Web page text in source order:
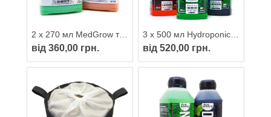
2 х 270 мл MedGrow та MedBloom — Комплексні добрива для лікарських та їстівних рослин
від 360,00 грн. від 520,00 грн.